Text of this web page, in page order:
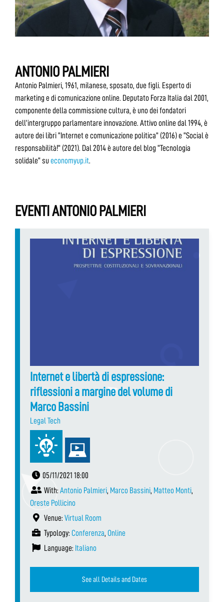
ANTONIO PALMIERI
Antonio Palmieri, 1961, milanese, sposato, due figli. Esperto di
marketing e di comunicazione online. Deputato Forza Italia dal 2001,
componente della commissione cultura, è uno dei fondatori
dell’intergruppo parlamentare innovazione. Attivo online dal 1994, è
autore dei libri “Internet e comunicazione politica” (2016) e “Social è
responsabilità!” (2021). Dal 2014 è autore del blog “Tecnologia
solidale” su economyup.it.
EVENTI ANTONIO PALMIERI
Internet e libertà di espressione:
riflessioni a margine del volume di
Marco Bassini
Legal Tech
05/11/2021 18:00
With: Antonio Palmieri, Marco Bassini, Matteo Monti,
Oreste Pollicino
Venue: Virtual Room
Typology: Conferenza, Online
Language: Italiano
See all Details and Dates